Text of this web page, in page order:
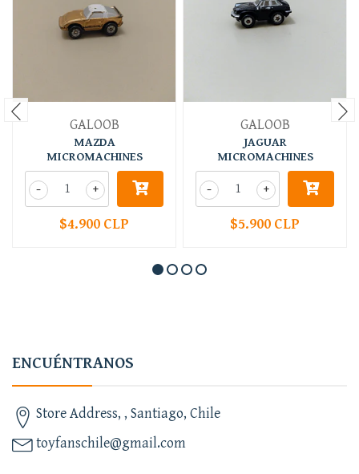
GALOOB
MAZDA
MICROMACHINES
+
-
$4.900 CLP
GALOOB
JAGUAR
MICROMACHINES
+
-
$5.900 CLP
ENCUÉNTRANOS
Store Address, , Santiago, Chile
toyfanschile@gmail.com